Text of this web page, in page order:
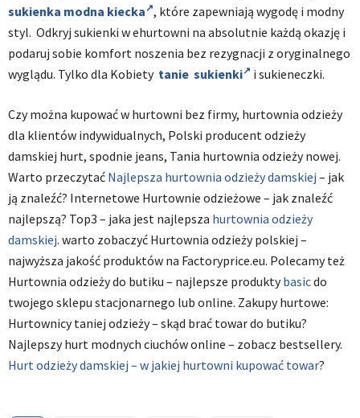
sukienka modna kiecka , które zapewniają wygodę i modny
styl. Odkryj sukienki w ehurtowni na absolutnie każdą okazję i
podaruj sobie komfort noszenia bez rezygnacji z oryginalnego
wyglądu. Tylko dla Kobiety tanie sukienki i sukieneczki.
Czy można kupować w hurtowni bez firmy, hurtownia odzieży
dla klientów indywidualnych, Polski producent odzieży
damskiej hurt, spodnie jeans, Tania hurtownia odzieży nowej.
Warto przeczytać Najlepsza hurtownia odzieży damskiej – jak
ją znaleźć? Internetowe Hurtownie odzieżowe – jak znaleźć
najlepszą? Top3 – jaka jest najlepsza hurtownia odzieży
damskiej. warto zobaczyć Hurtownia odzieży polskiej –
najwyższa jakość produktów na Factoryprice.eu. Polecamy też
Hurtownia odzieży do butiku – najlepsze produktybasicdo
twojego sklepu stacjonarnego lub online. Zakupy hurtowe:
Hurtownicy taniej odzieży – skąd brać towar do butiku?
Najlepszy hurt modnych ciuchów online – zobacz bestsellery.
Hurt odzieży damskiej – w jakiej hurtowni kupować towar?